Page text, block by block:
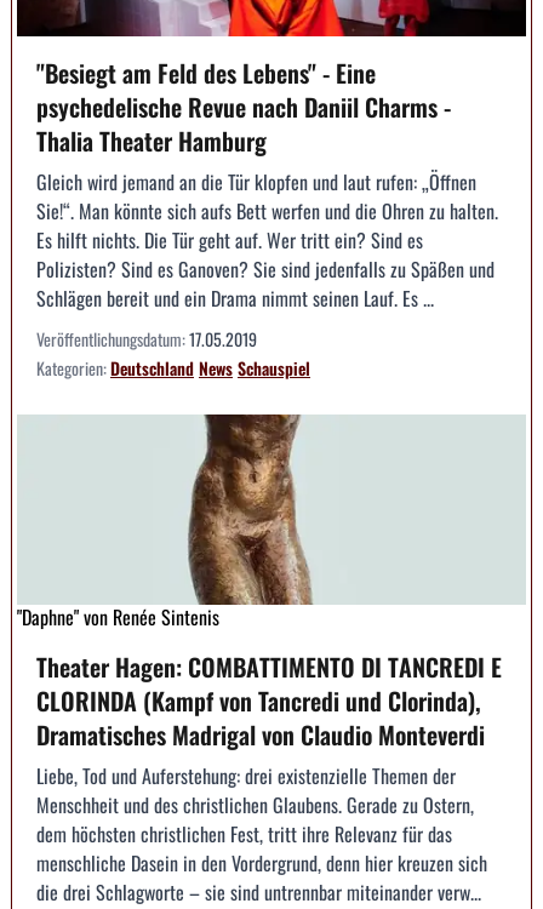
"Besiegt am Feld des Lebens" - Eine
psychedelische Revue nach Daniil Charms -
Thalia Theater Hamburg
Gleich wird jemand an die Tür klopfen und laut rufen: „Öffnen
Sie!“. Man könnte sich aufs Bett werfen und die Ohren zu halten.
Es hilft nichts. Die Tür geht auf. Wer tritt ein? Sind es
Polizisten? Sind es Ganoven? Sie sind jedenfalls zu Späßen und
Schlägen bereit und ein Drama nimmt seinen Lauf. Es ...
Veröffentlichungsdatum:17.05.2019
Kategorien:DeutschlandNewsSchauspiel
"Daphne" von Renée Sintenis
Theater Hagen: COMBATTIMENTO DI TANCREDI E
CLORINDA (Kampf von Tancredi und Clorinda),
Dramatisches Madrigal von Claudio Monteverdi
Liebe, Tod und Auferstehung: drei existenzielle Themen der
Menschheit und des christlichen Glaubens. Gerade zu Ostern,
dem höchsten christlichen Fest, tritt ihre Relevanz für das
menschliche Dasein in den Vordergrund, denn hier kreuzen sich
die drei Schlagworte – sie sind untrennbar miteinander verw...